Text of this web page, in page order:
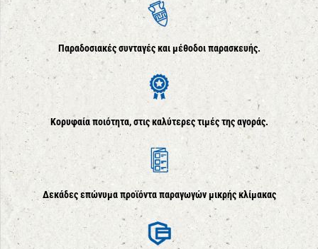
Παραδοσιακές συνταγές και μέθοδοι παρασκευής.
Κορυφαία ποιότητα, στις καλύτερες τιμές της αγοράς.
Δεκάδες επώνυμα προϊόντα παραγωγών μικρής κλίμακας